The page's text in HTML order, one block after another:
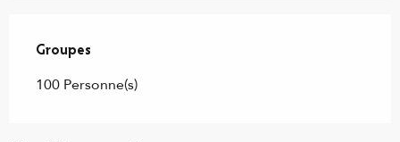
Groupes
Groupes
100 Personne(s)